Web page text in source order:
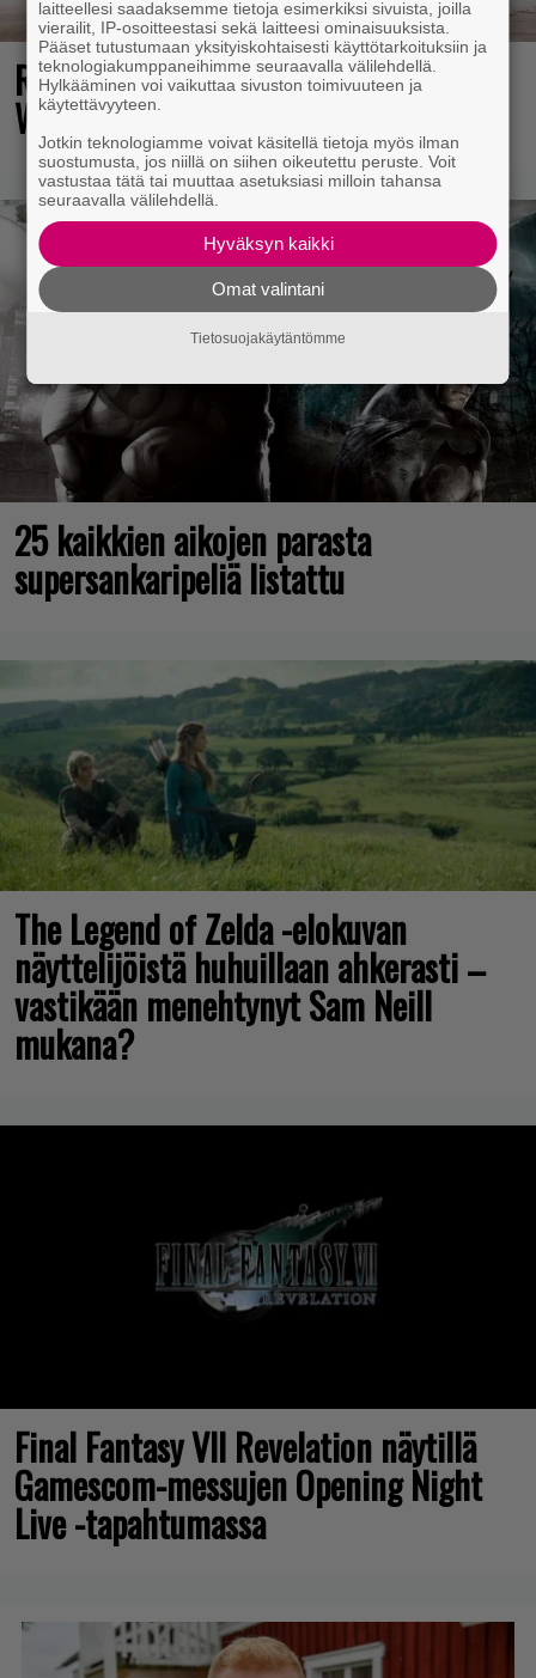
Rallienglanti raikaa kotimaisen
Wreckfest 2:n uudella esittelyvideolla
25 kaikkien aikojen parasta
supersankaripeliä listattu
The Legend of Zelda -elokuvan
näyttelijöistä huhuillaan ahkerasti –
vastikään menehtynyt Sam Neill
mukana?
Final Fantasy VII Revelation näytillä
Gamescom-messujen Opening Night
Live -tapahtumassa
laitteellesi saadaksemme tietoja esimerkiksi sivuista, joilla
vierailit, IP-osoitteestasi sekä laitteesi ominaisuuksista.
Pääset tutustumaan yksityiskohtaisesti käyttötarkoituksiin ja
teknologiakumppaneihimme seuraavalla välilehdellä.
Hylkääminen voi vaikuttaa sivuston toimivuuteen ja
käytettävyyteen.
Jotkin teknologiamme voivat käsitellä tietoja myös ilman
suostumusta, jos niillä on siihen oikeutettu peruste. Voit
vastustaa tätä tai muuttaa asetuksiasi milloin tahansa
seuraavalla välilehdellä.
Hyväksyn kaikki
Omat valintani
Tietosuojakäytäntömme